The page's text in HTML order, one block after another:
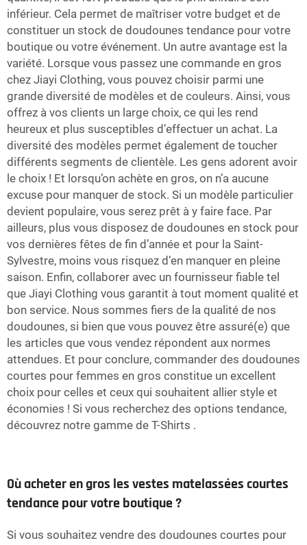
inférieur. Cela permet de maîtriser votre budget et de
constituer un stock de doudounes tendance pour votre
boutique ou votre événement. Un autre avantage est la
variété. Lorsque vous passez une commande en gros
chez Jiayi Clothing, vous pouvez choisir parmi une
grande diversité de modèles et de couleurs. Ainsi, vous
offrez à vos clients un large choix, ce qui les rend
heureux et plus susceptibles d’effectuer un achat. La
diversité des modèles permet également de toucher
différents segments de clientèle. Les gens adorent avoir
le choix ! Et lorsqu’on achète en gros, on n’a aucune
excuse pour manquer de stock. Si un modèle particulier
devient populaire, vous serez prêt à y faire face. Par
ailleurs, plus vous disposez de doudounes en stock pour
vos dernières fêtes de fin d’année et pour la Saint-
Sylvestre, moins vous risquez d’en manquer en pleine
saison. Enfin, collaborer avec un fournisseur fiable tel
que Jiayi Clothing vous garantit à tout moment qualité et
bon service. Nous sommes fiers de la qualité de nos
doudounes, si bien que vous pouvez être assuré(e) que
les articles que vous vendez répondent aux normes
attendues. Et pour conclure, commander des doudounes
courtes pour femmes en gros constitue un excellent
choix pour celles et ceux qui souhaitent allier style et
économies ! Si vous recherchez des options tendance,
découvrez notre gamme de T-Shirts .
Où acheter en gros les vestes matelassées courtes
tendance pour votre boutique ?
Si vous souhaitez vendre des doudounes courtes pour